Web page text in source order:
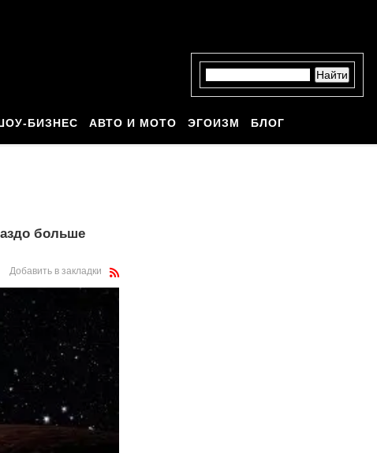
БИЗНЕС АВТО И МОТО ЭГОИЗМ БЛОГ
больше
Добавить в закладки